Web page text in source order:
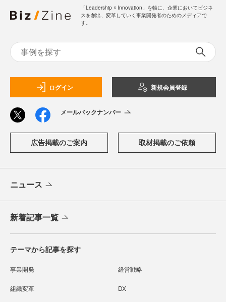
「Leadership ☓ Innovation」を軸に、企業においてビジネ
スを創出、変革していく事業開発者のためのメディアで
す。
ログイン 新規会員登録
メールバックナンバー
広告掲載のご案内 取材掲載のご依頼
ニュース
新着記事一覧
テーマから記事を探す
事業開発 経営戦略
組織変革 DX